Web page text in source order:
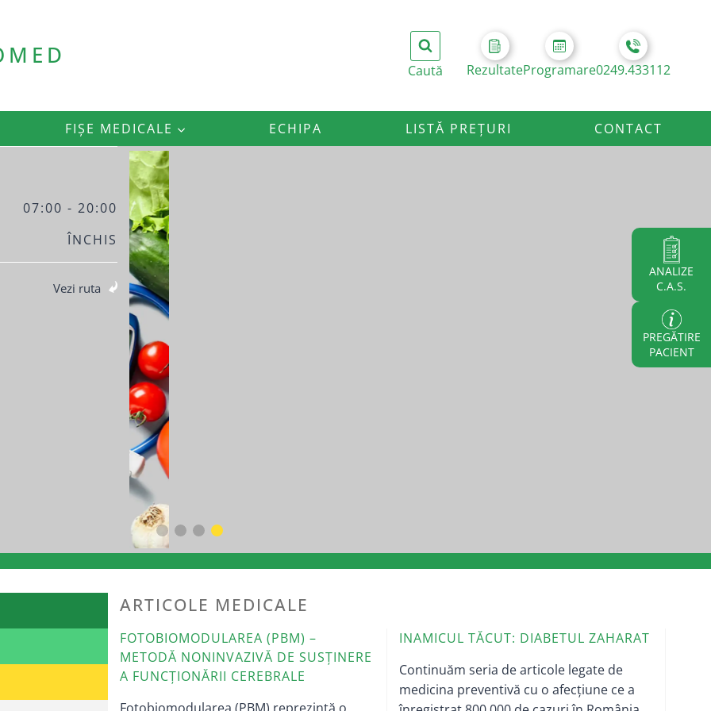
RezultateProgramare0249.433112
FIȘE MEDICALE ECHIPA LISTĂ PREȚURI CONTACT
ANALIZE
C.A.S.
PREGĂTIRE
PACIENT
07:00 - 20:00
ÎNCHIS
Vezi ruta
ARTICOLE MEDICALE
FOTOBIOMODULAREA (PBM) –
METODĂ NONINVAZIVĂ DE SUSȚINERE
A FUNCȚIONĂRII CEREBRALE
INAMICUL TĂCUT: DIABETUL ZAHARAT
Continuăm seria de articole legate de
medicina preventivă cu o afecțiune ce a